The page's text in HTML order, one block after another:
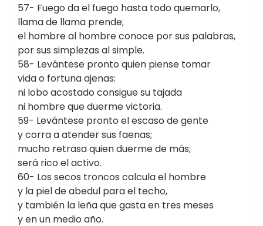
57- Fuego da el fuego hasta todo quemarlo,
llama de llama prende;
el hombre al hombre conoce por sus palabras,
por sus simplezas al simple.
58- Levántese pronto quien piense tomar
vida o fortuna ajenas:
ni lobo acostado consigue su tajada
ni hombre que duerme victoria.
59- Levántese pronto el escaso de gente
y corra a atender sus faenas;
mucho retrasa quien duerme de más;
será rico el activo.
60- Los secos troncos calcula el hombre
y la piel de abedul para el techo,
y también la leña que gasta en tres meses
y en un medio año.